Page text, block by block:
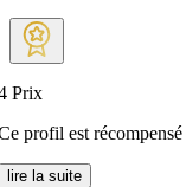
Prix
profil est
lire la suite